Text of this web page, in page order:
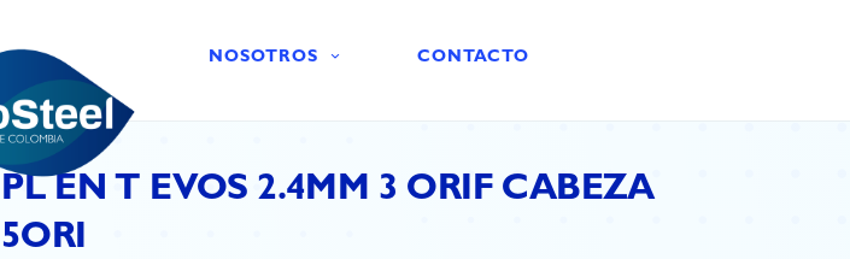
NOSOTROS CONTACTO
PL EN T EVOS 2.4MM 3 ORIF CABEZA
5ORI